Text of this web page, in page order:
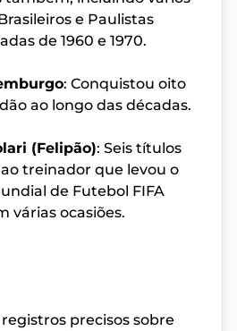
e Paulistas
de 1960 e 1970.
: Conquistou oito
ao longo das décadas.
(Felipão): Seis títulos
treinador que levou o
de Futebol FIFA
várias ocasiões.
precisos sobre